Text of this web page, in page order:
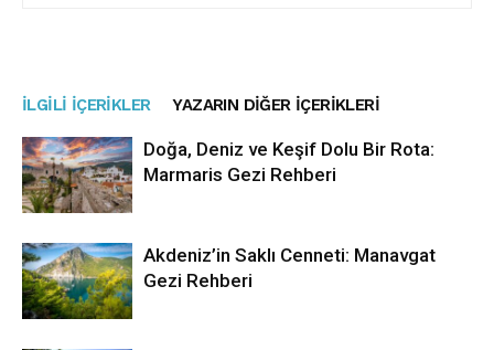
İLGILI İÇERIKLER YAZARIN DIĞER İÇERIKLERI
Doğa, Deniz ve Keşif Dolu Bir Rota:
Marmaris Gezi Rehberi
Akdeniz’in Saklı Cenneti: Manavgat
Gezi Rehberi